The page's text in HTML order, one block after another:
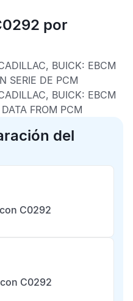
por
BUICK: EBCM
SERIE DE PCM
BUICK: EBCM
FROM PCM
del
C0292
C0292